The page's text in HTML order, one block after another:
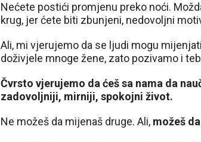
Nećete postići promjenu preko noći.
krug, jer ćete biti zbunjeni, nedovoljni
Ali, mi vjerujemo da se ljudi mogu
doživjele mnoge žene, zato pozivamo i
Čvrsto vjerujemo da ćeš sa nama da
zadovoljniji, mirniji, spokojni život.
Ne možeš da mijenaš druge. Ali, možeš